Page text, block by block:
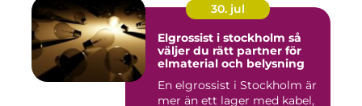
30. jul
Elgrossist i stockholm så
väljer du rätt partner för
elmaterial och belysning
En elgrossist i Stockholm är
mer än ett lager med kabel,